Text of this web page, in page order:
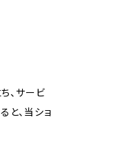
、サービ
と、当ショ